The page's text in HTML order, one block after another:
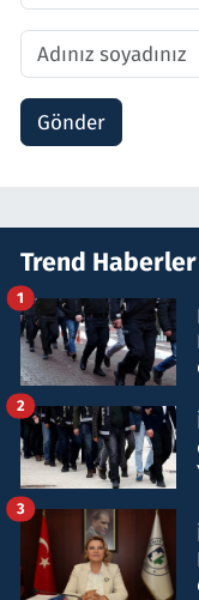
Gönder
Trend Haberler
1
2
3